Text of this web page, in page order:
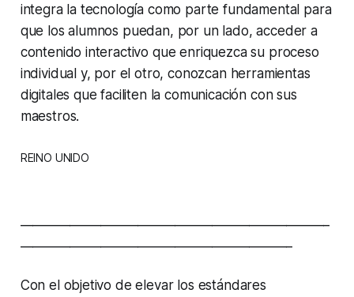
integra la tecnología como parte fundamental para
que los alumnos puedan, por un lado, acceder a
contenido interactivo que enriquezca su proceso
individual y, por el otro, conozcan herramientas
digitales que faciliten la comunicación con sus
maestros.
REINO UNIDO
Con el objetivo de elevar los estándares